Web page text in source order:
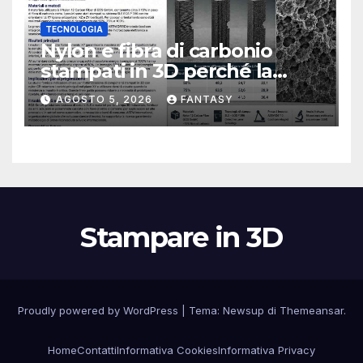
TECNOLOGIA
Nylon e fibra di carbonio
stampati in 3D perché la
resistenza agli urti dipende
dal processo
AGOSTO 5, 2026 FANTASY
Stampare in 3D
Proudly powered by WordPress Tema: Newsup di Themeansar.
HomeContattiInformativa CookiesInformativa Privacy